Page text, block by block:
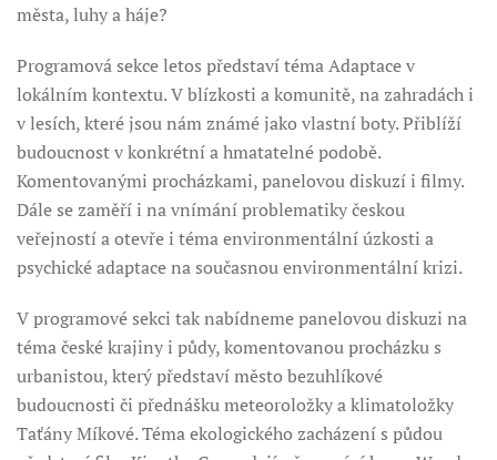
města, luhy a háje?
Programová sekce letos představí téma Adaptace v
lokálním kontextu. V blízkosti a komunitě, na zahradách i
v lesích, které jsou nám známé jako vlastní boty. Přiblíží
budoucnost v konkrétní a hmatatelné podobě.
Komentovanými procházkami, panelovou diskuzí i filmy.
Dále se zaměří i na vnímání problematiky českou
veřejností a otevře i téma environmentální úzkosti a
psychické adaptace na současnou environmentální krizi.
V programové sekci tak nabídneme panelovou diskuzi na
téma české krajiny i půdy, komentovanou procházku s
urbanistou, který představí město bezuhlíkové
budoucnosti či přednášku meteoroložky a klimatoložky
Taťány Míkové. Téma ekologického zacházení s půdou